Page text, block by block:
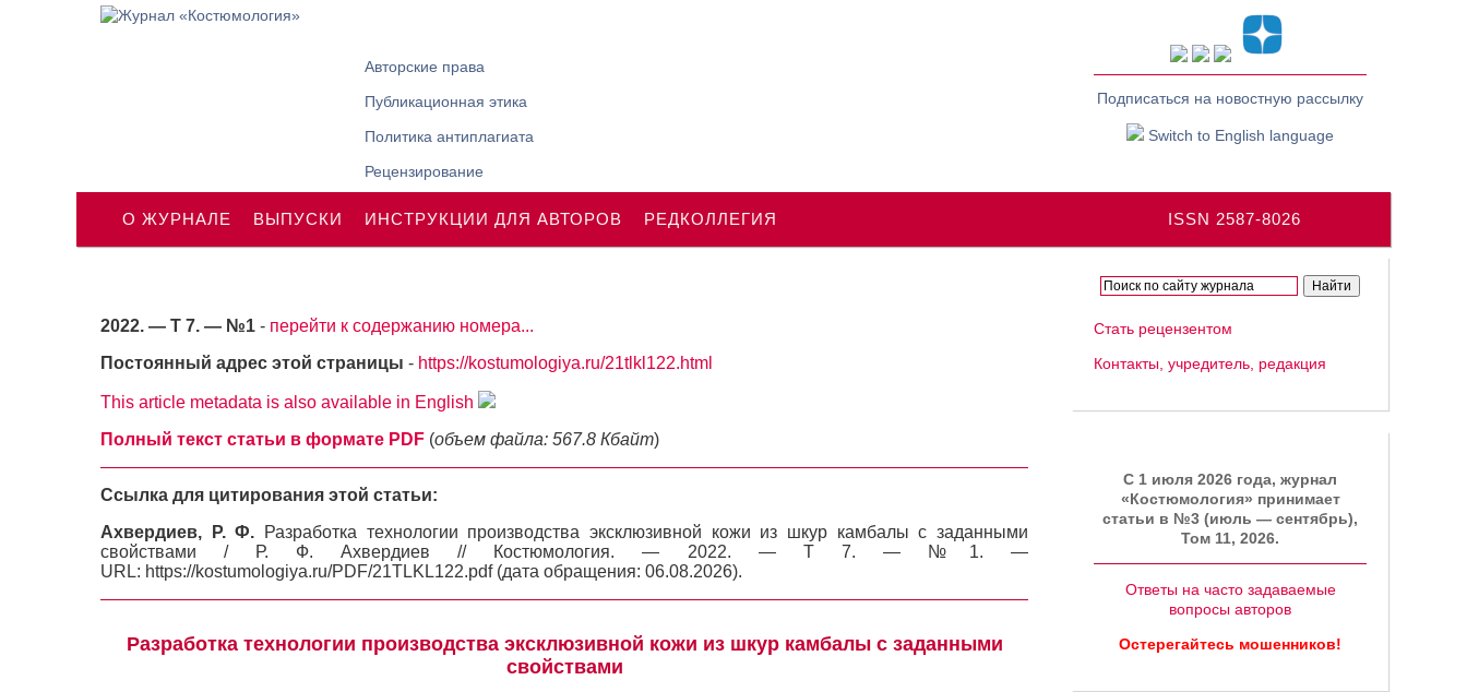
Авторские права
Публикационная этика
Политика антиплагиата
Рецензирование
Подписаться на новостную рассылку
Switch to English language
ISSN 2587-8026
О ЖУРНАЛЕ ВЫПУСКИ ИНСТРУКЦИИ ДЛЯ АВТОРОВ РЕДКОЛЛЕГИЯ
2022. — Т 7. — №1 - перейти к содержанию номера...
Постоянный адрес этой страницы - https://kostumologiya.ru/21tlkl122.html
This article metadata is also available in English
Полный текст статьи в формате PDF (объем файла: 567.8 Кбайт)
Ссылка для цитирования этой статьи:
Ахвердиев, Р. Ф. Разработка технологии производства эксклюзивной кожи из шкур камбалы с заданными
свойствами / Р. Ф. Ахвердиев // Костюмология. — 2022. — Т 7. — №1. —
URL: https://kostumologiya.ru/PDF/21TLKL122.pdf (дата обращения: 06.08.2026).
Разработка технологии производства эксклюзивной кожи из шкур камбалы с заданными
свойствами
Стать рецензентом
Контакты, учредитель, редакция
C 1 июля 2026 года, журнал
«Костюмология» принимает
статьи в №3 (июль — сентябрь),
Том 11, 2026.
Ответы на часто задаваемые
вопросы авторов
Остерегайтесь мошенников!